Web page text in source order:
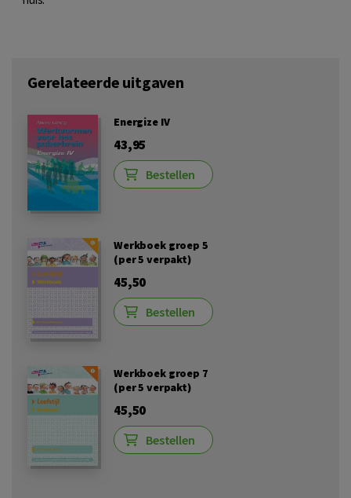
Gerelateerde uitgaven
Energize IV
43,95
Bestellen
Werkboek groep 5
(per 5 verpakt)
45,50
Bestellen
Werkboek groep 7
(per 5 verpakt)
45,50
Bestellen